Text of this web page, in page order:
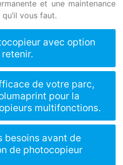
et une maintenance
vous faut.
avec option
retenir.
de votre parc,
pour la
multifonctions.
besoins avant de
de photocopieur